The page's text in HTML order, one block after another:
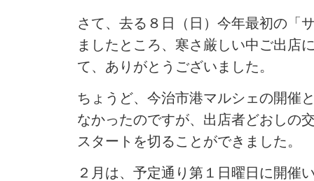
さて、去る８日（日）今年最初の「
ましたところ、寒さ厳しい中ご出店
て、ありがとうございました。
ちょうど、今治市港マルシェの開催
なかったのですが、出店者どおしの
スタートを切ることができました。
２月は、予定通り第１日曜日に開催